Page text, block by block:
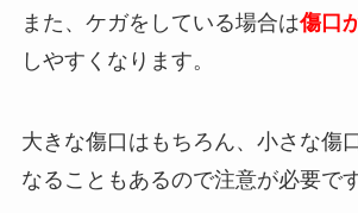
また、ケガをしている場合は傷口
しやすくなります。
大きな傷口はもちろん、小さな傷
なることもあるので注意が必要です